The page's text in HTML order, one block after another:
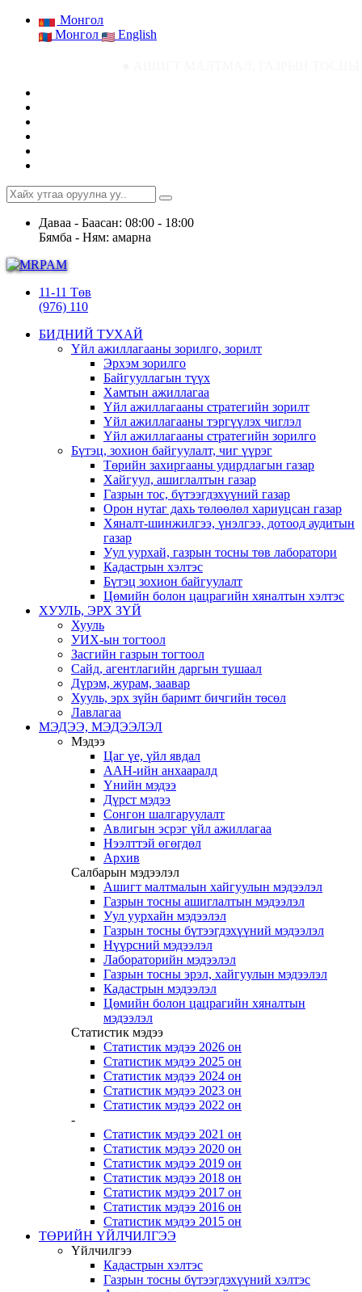
Монгол
Монгол
English
Даваа - Баасан: 08:00 - 18:00
Бямба - Ням: амарна
11-11 Төв
(976) 110
БИДНИЙ ТУХАЙ
Үйл ажиллагааны зорилго, зорилт
Эрхэм зорилго
Байгууллагын түүх
Хамтын ажиллагаа
Үйл ажиллагааны стратегийн зорилт
Үйл ажиллагааны тэргүүлэх чиглэл
Үйл ажиллагааны стратегийн зорилго
Бүтэц, зохион байгуулалт, чиг үүрэг
Төрийн захиргааны удирдлагын газар
Хайгуул, ашиглалтын газар
Газрын тос, бүтээгдэхүүний газар
Орон нутаг дахь төлөөлөл хариуцсан газар
Хяналт-шинжилгээ, үнэлгээ, дотоод аудитын
газар
Уул уурхай, газрын тосны төв лаборатори
Кадастрын хэлтэс
Бүтэц зохион байгуулалт
Цөмийн болон цацрагийн хяналтын хэлтэс
ХУУЛЬ, ЭРХ ЗҮЙ
Хууль
УИХ-ын тогтоол
Засгийн газрын тогтоол
Сайд, агентлагийн даргын тушаал
Дүрэм, журам, заавар
Хууль, эрх зүйн баримт бичгийн төсөл
Лавлагаа
МЭДЭЭ, МЭДЭЭЛЭЛ
Мэдээ
Цаг үе, үйл явдал
ААН-ийн анхааралд
Үнийн мэдээ
Дүрст мэдээ
Сонгон шалгаруулалт
Авлигын эсрэг үйл ажиллагаа
Нээлттэй өгөгдөл
Архив
Салбарын мэдээлэл
Ашигт малтмалын хайгуулын мэдээлэл
Газрын тосны ашиглалтын мэдээлэл
Уул уурхайн мэдээлэл
Газрын тосны бүтээгдэхүүний мэдээлэл
Нүүрсний мэдээлэл
Лабораторийн мэдээлэл
Газрын тосны эрэл, хайгуулын мэдээлэл
Кадастрын мэдээлэл
Цөмийн болон цацрагийн хяналтын
мэдээлэл
Статистик мэдээ
Статистик мэдээ 2026 он
Статистик мэдээ 2025 он
Статистик мэдээ 2024 он
Статистик мэдээ 2023 он
Статистик мэдээ 2022 он
-
Статистик мэдээ 2021 он
Статистик мэдээ 2020 он
Статистик мэдээ 2019 он
Статистик мэдээ 2018 он
Статистик мэдээ 2017 он
Статистик мэдээ 2016 он
Статистик мэдээ 2015 он
ТӨРИЙН ҮЙЛЧИЛГЭЭ
Үйлчилгээ
Кадастрын хэлтэс
Газрын тосны бүтээгдэхүүний хэлтэс